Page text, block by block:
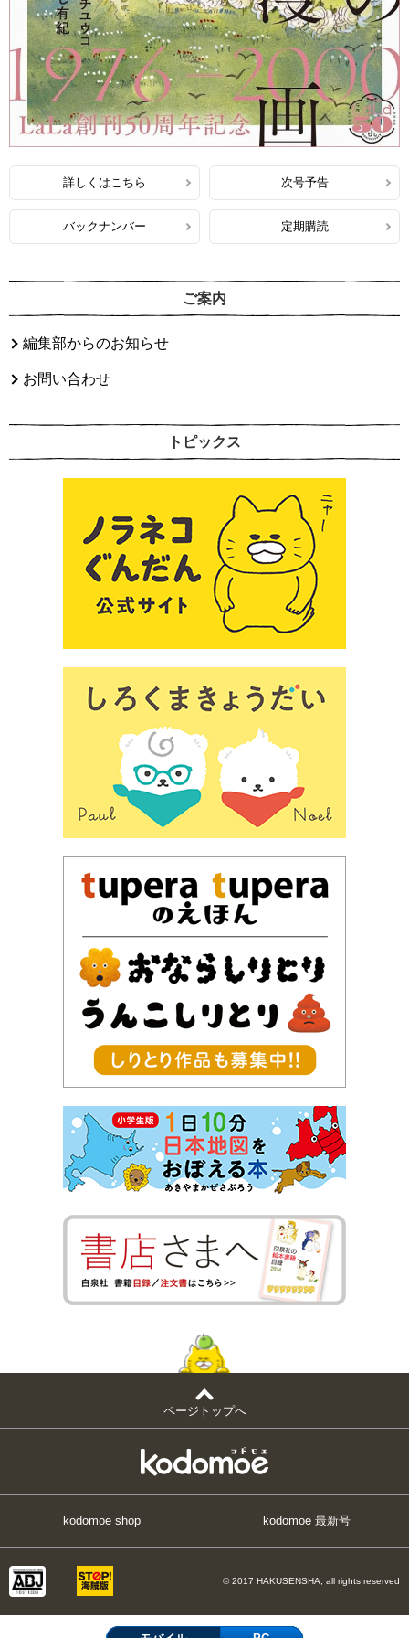
詳しくはこちら 次号予告
バックナンバー 定期購読
ご案内
編集部からのお知らせ
お問い合わせ
トピックス
ページトップへ
kodomoe shop kodomoe 最新号
© 2017 HAKUSENSHA, all rights reserved